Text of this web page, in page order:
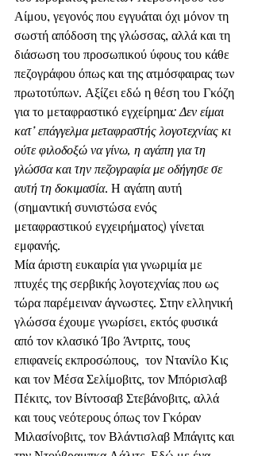
Αίμου, γεγονός που εγγυάται όχι μόνον τη
σωστή απόδοση της γλώσσας, αλλά και τη
διάσωση του προσωπικού ύφους του κάθε
πεζογράφου όπως και της ατμόσφαιρας των
πρωτοτύπων. Αξίζει εδώ η θέση του Γκόζη
για το μεταφραστικό εγχείρημα: Δεν είμαι
κατ’ επάγγελμα μεταφραστής λογοτεχνίας κι
ούτε φιλοδοξώ να γίνω, η αγάπη για τη
γλώσσα και την πεζογραφία με οδήγησε σε
αυτή τη δοκιμασία. Η αγάπη αυτή
(σημαντική συνιστώσα ενός
μεταφραστικού εγχειρήματος) γίνεται
εμφανής.
Μία άριστη ευκαιρία για γνωριμία με
πτυχές της σερβικής λογοτεχνίας που ως
τώρα παρέμειναν άγνωστες. Στην ελληνική
γλώσσα έχουμε γνωρίσει, εκτός φυσικά
από τον κλασικό Ίβο Άντριτς, τους
επιφανείς εκπροσώπους,  τον Ντανίλο Κις
και τον Μέσα Σελίμοβιτς, τον Μπόρισλαβ
Πέκιτς, τον Βίντοσαβ Στεβάνοβιτς, αλλά
και τους νεότερους όπως τον Γκόραν
Μιλασίνοβιτς, τον Βλάντισλαβ Μπάγιτς και